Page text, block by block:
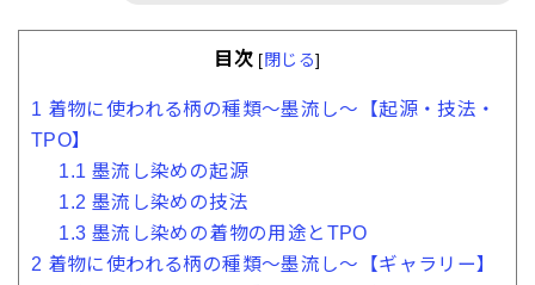
目次 [閉じる]
1 着物に使われる柄の種類〜墨流し〜【起源・技法・
TPO】
1.1 墨流し染めの起源
1.2 墨流し染めの技法
1.3 墨流し染めの着物の用途とTPO
2 着物に使われる柄の種類〜墨流し〜【ギャラリー】